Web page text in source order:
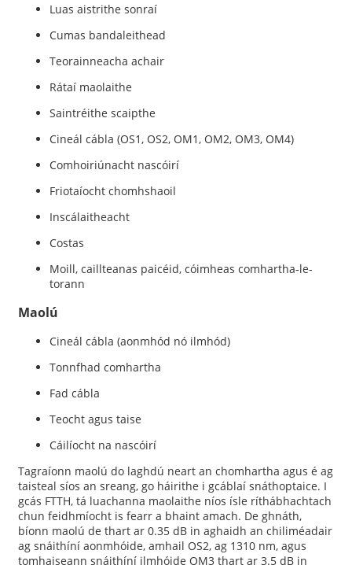
Luas aistrithe sonraí
Cumas bandaleithead
Teorainneacha achair
Rátaí maolaithe
Saintréithe scaipthe
Cineál cábla (OS1, OS2, OM1, OM2, OM3, OM4)
Comhoiriúnacht nascóirí
Friotaíocht chomhshaoil
Inscálaitheacht
Costas
Moill, caillteanas paicéid, cóimheas comhartha-le-
torann
Maolú
Cineál cábla (aonmhód nó ilmhód)
Tonnfhad comhartha
Fad cábla
Teocht agus taise
Cáilíocht na nascóirí
Tagraíonn maolú do laghdú neart an chomhartha agus é ag
taisteal síos an sreang, go háirithe i gcáblaí snáthoptaice. I
gcás FTTH, tá luachanna maolaithe níos ísle ríthábhachtach
chun feidhmíocht is fearr a bhaint amach. De ghnáth,
bíonn maolú de thart ar 0.35 dB in aghaidh an chiliméadair
ag snáithíní aonmhóide, amhail OS2, ag 1310 nm, agus
tomhaiseann snáithíní ilmhóide OM3 thart ar 3.5 dB in